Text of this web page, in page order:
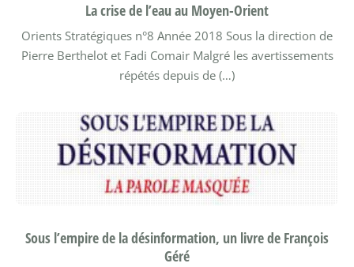
La crise de l’eau au Moyen-Orient
Orients Stratégiques n°8 Année 2018 Sous la direction de
Pierre Berthelot et Fadi Comair Malgré les avertissements
répétés depuis de (…)
Sous l’empire de la désinformation, un livre de François
Géré